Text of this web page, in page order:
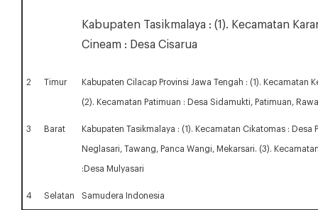
Kabupaten Tasikmalaya : (1). Kecamatan
Cineam : Desa Cisarua
2 Timur Kabupaten Cilacap Provinsi Jawa Tengah : (1). Kecamatan
(2). Kecamatan Patimuan : Desa Sidamukti, Patimuan,
3 Barat Kabupaten Tasikmalaya : (1). Kecamatan Cikatomas :
Neglasari, Tawang, Panca Wangi, Mekarsari. (3).
:Desa Mulyasari
4 Selatan Samudera Indonesia